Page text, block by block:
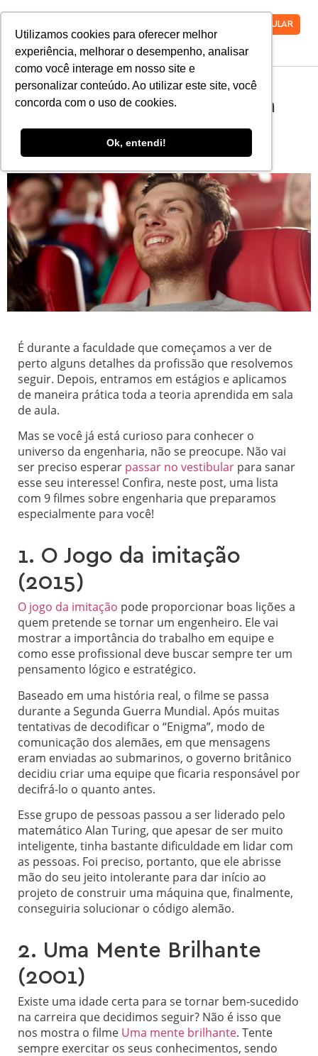
Utilizamos cookies para oferecer melhor
experiência, melhorar o desempenho, analisar
como você interage em nosso site e
personalizar conteúdo. Ao utilizar este site, você
concorda com o uso de cookies.
Ok, entendi!
VESTIBULAR
9 filmes sobre engenharia
que todo futuro
profissional precisa ver
É durante a faculdade que começamos a ver de
perto alguns detalhes da profissão que resolvemos
seguir. Depois, entramos em estágios e aplicamos
de maneira prática toda a teoria aprendida em sala
de aula.
Mas se você já está curioso para conhecer o
universo da engenharia, não se preocupe. Não vai
ser preciso esperar passar no vestibular para sanar
esse seu interesse! Confira, neste post, uma lista
com 9 filmes sobre engenharia que preparamos
especialmente para você!
1. O Jogo da imitação
(2015)
O jogo da imitação pode proporcionar boas lições a
quem pretende se tornar um engenheiro. Ele vai
mostrar a importância do trabalho em equipe e
como esse profissional deve buscar sempre ter um
pensamento lógico e estratégico.
Baseado em uma história real, o filme se passa
durante a Segunda Guerra Mundial. Após muitas
tentativas de decodificar o “Enigma”, modo de
comunicação dos alemães, em que mensagens
eram enviadas ao submarinos, o governo britânico
decidiu criar uma equipe que ficaria responsável por
decifrá-lo o quanto antes.
Esse grupo de pessoas passou a ser liderado pelo
matemático Alan Turing, que apesar de ser muito
inteligente, tinha bastante dificuldade em lidar com
as pessoas. Foi preciso, portanto, que ele abrisse
mão do seu jeito intolerante para dar início ao
projeto de construir uma máquina que, finalmente,
conseguiria solucionar o código alemão.
2. Uma Mente Brilhante
(2001)
Existe uma idade certa para se tornar bem-sucedido
na carreira que decidimos seguir? Não é isso que
nos mostra o filme Uma mente brilhante. Tente
sempre exercitar os seus conhecimentos, sendo